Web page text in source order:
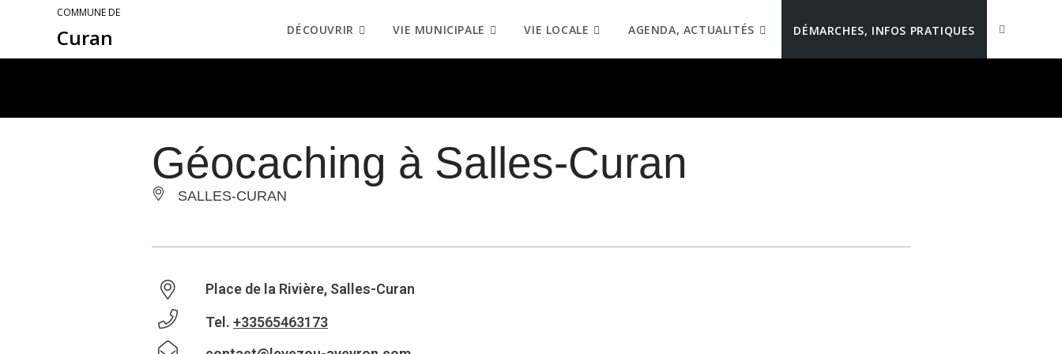
COMMUNE DE
Curan DÉCOUVRIR VIE MUNICIPALE VIE LOCALE AGENDA, ACTUALITÉS DÉMARCHES, INFOS PRATIQUES
Géocaching à Salles-Curan
SALLES-CURAN
Place de la Rivière, Salles-Curan
Tel. +33565463173